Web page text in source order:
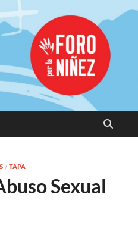
Promoviendo
Derechos,
Construimos
Igualdad
/ TAPA
Sexual